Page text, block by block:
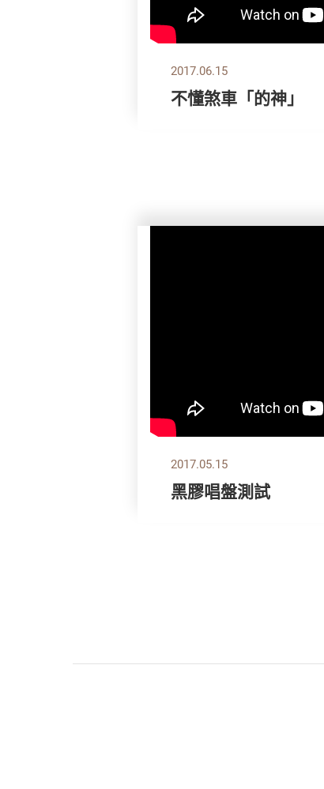
2017.06.15
不懂煞車「的神」
2017.05.15
黑膠唱盤測試